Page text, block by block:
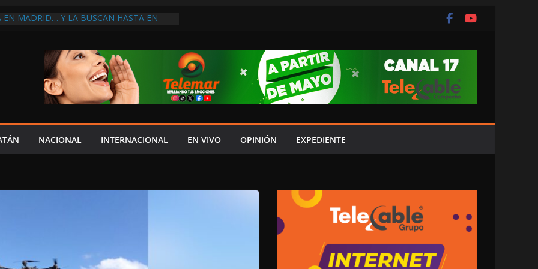
EN MADRID… Y LA BUSCAN HASTA EN
EN UNA DE LAS CADENAS DE ARTÍCULOS
DE EUROPA: MARCEL CARRILLO
SU PEOR MOMENTO: PAN; LA ECONOMÍA
CRECE LA INSEGURIDAD, NO HAY
CRÍTICOS SON CENSURADOS
EL TIEMPO”; INFRAESTRUCTURA
Y URGE MODERNIZARLA:
NACIONAL INTERNACIONAL EN VIVO OPINIÓN EXPEDIENTE